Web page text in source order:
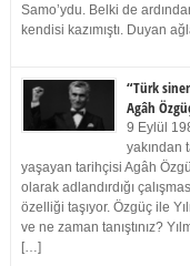
Samo’ydu. Belki de
kendisi kazımıştı. Duyan
“Türk
Agâh
9 Eylül
yakından
yaşayan tarihçisi Agâh
olarak adlandırdığı
özelliği taşıyor. Özgüç ile
ve ne zaman tanıştınız?
[…]